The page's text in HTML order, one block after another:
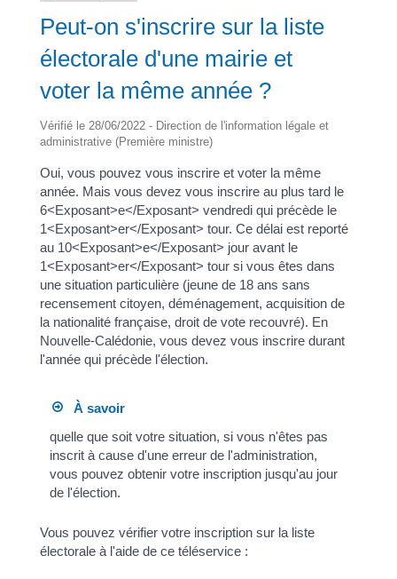
Peut-on s'inscrire sur la liste
électorale d'une mairie et
voter la même année ?
Vérifié le 28/06/2022 - Direction de l'information légale et
administrative (Première ministre)
Oui, vous pouvez vous inscrire et voter la même
année. Mais vous devez vous inscrire au plus tard le
6<Exposant>e</Exposant> vendredi qui précède le
1<Exposant>er</Exposant> tour. Ce délai est reporté
au 10<Exposant>e</Exposant> jour avant le
1<Exposant>er</Exposant> tour si vous êtes dans
une situation particulière (jeune de 18 ans sans
recensement citoyen, déménagement, acquisition de
la nationalité française, droit de vote recouvré). En
Nouvelle-Calédonie, vous devez vous inscrire durant
l'année qui précède l'élection.
À savoir
quelle que soit votre situation, si vous n'êtes pas
inscrit à cause d'une erreur de l'administration,
vous pouvez obtenir votre inscription jusqu'au jour
de l'élection.
Vous pouvez vérifier votre inscription sur la liste
électorale à l'aide de ce téléservice :